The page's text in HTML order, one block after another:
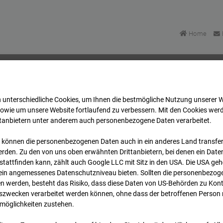
Home
Bpl 5B – 96WE - Cam 2 Archiv 2026 07 08
Bpl 5B – 96WE -
unterschiedliche Cookies, um Ihnen die best­mögliche Nutzung unserer
um unsere Website fortlaufend zu verbessern. Mit den Cookies
unter anderem auch personenbezogene Daten verarbeitet.
können die personenbezogenen Daten auch in ein anderes Land
Zu den von uns oben erwähnten Drittanbietern, bei denen ein
kann, zählt auch Google LLC mit Sitz in den USA. Die USA
angemessenes Datenschutzniveau bieten. Sollten die
werden, besteht das Risiko, dass diese Daten von US-Behörden zu
verarbeitet werden können, ohne dass der betroffenen Person
zustehen.